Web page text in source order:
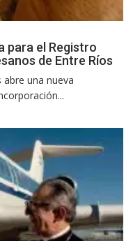
para el Registro
de Entre Ríos
abre una nueva